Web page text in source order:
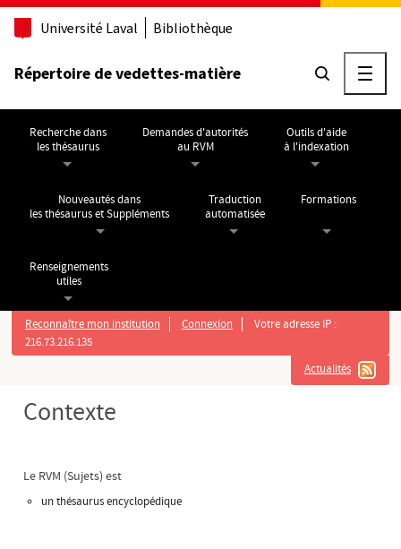
Université Laval Bibliothèque
Répertoire de vedettes-matière
Recherche dans
les thésaurus
Demandes d'autorités
au RVM
Outils d'aide
à l'indexation
Nouveautés dans
les thésaurus et Suppléments
Traduction
automatisée
Formations
Renseignements
utiles
Reconnaître mon institution Connexion
Votre adresse IP :
216.73.216.135
Actualités
Contexte
Le RVM (Sujets) est
un thésaurus encyclopédique